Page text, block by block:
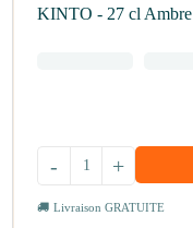
KINTO - 27 cl Ambre
+
-
Livraison GRATUITE